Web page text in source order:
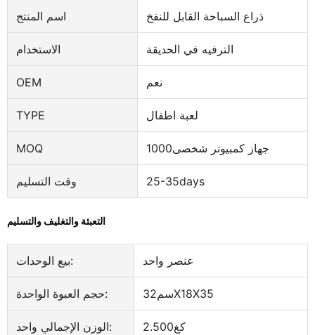
اسم المنتج ذراع السباحة القابل للنفخ
الاستخدام الترفيه في الحديقة
OEM نعم
TYPE لعبة اطفال
MOQ جهاز كمبيوتر شخصى1000
وقت التسليم 25-35days
التعبئة والتغليف والتسليم
بيع الوحدات: عنصر واحد
حجم العبوة الواحدة: سم32X18X35
الوزن الإجمالي واحد: كغ2.500